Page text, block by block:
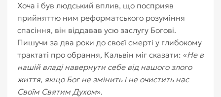
Хоча і був людський вплив, що посприяв
прийняттю ним реформатського розуміння
спасіння, він віддавав усю заслугу Богові.
Пишучи за два роки до своєї смерті у глибокому
трактаті про обрання, Кальвін міг сказати: «Не в
нашій владі навернути себе від нашого злого
життя, якщо Бог не змінить і не очистить нас
Своїм Святим Духом».